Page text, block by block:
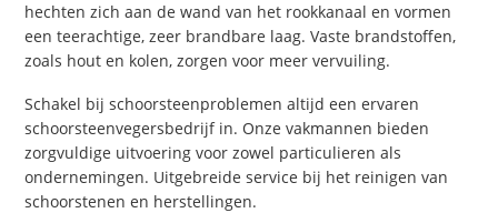
hechten zich aan de wand van het rookkanaal en vormen
een teerachtige, zeer brandbare laag. Vaste brandstoffen,
zoals hout en kolen, zorgen voor meer vervuiling.
Schakel bij schoorsteenproblemen altijd een ervaren
schoorsteenvegersbedrijf in. Onze vakmannen bieden
zorgvuldige uitvoering voor zowel particulieren als
ondernemingen. Uitgebreide service bij het reinigen van
schoorstenen en herstellingen.